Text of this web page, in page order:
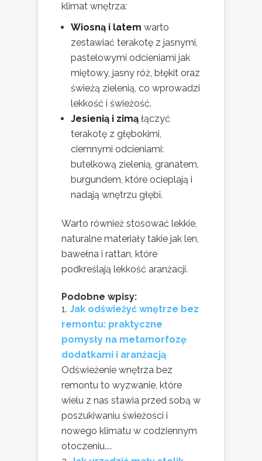
klimat wnętrza:
Wiosną i latem warto
zestawiać terakotę z jasnymi,
pastelowymi odcieniami jak
miętowy, jasny róż, błękit oraz
świeżą zielenią, co wprowadzi
lekkość i świeżość.
Jesienią i zimą łączyć
terakotę z głębokimi,
ciemnymi odcieniami:
butelkową zielenią, granatem,
burgundem, które ocieplają i
nadają wnętrzu głębi.
Warto również stosować lekkie,
naturalne materiały takie jak len,
bawełna i rattan, które
podkreślają lekkość aranżacji.
Podobne wpisy:
Jak odświeżyć wnętrze bez
remontu: praktyczne
pomysły na metamorfozę
dodatkami i aranżacją
Odświeżenie wnętrza bez
remontu to wyzwanie, które
wielu z nas stawia przed sobą w
poszukiwaniu świeżości i
nowego klimatu w codziennym
otoczeniu....